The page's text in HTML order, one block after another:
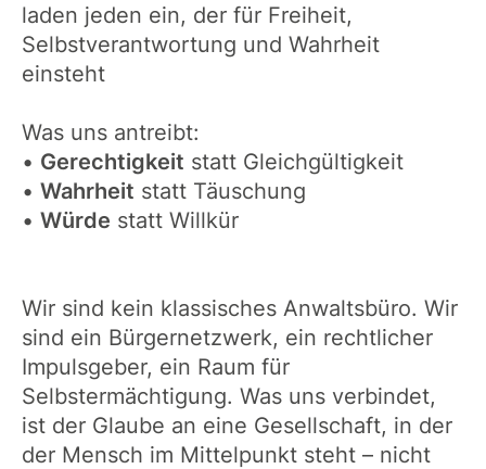
laden jeden ein, der für Freiheit,
Selbstverantwortung und Wahrheit
einsteht
Was uns antreibt:
• Gerechtigkeit statt Gleichgültigkeit
• Wahrheit statt Täuschung
• Würde statt Willkür
Wir sind kein klassisches Anwaltsbüro. Wir
sind ein Bürgernetzwerk, ein rechtlicher
Impulsgeber, ein Raum für
Selbstermächtigung. Was uns verbindet,
ist der Glaube an eine Gesellschaft, in der
der Mensch im Mittelpunkt steht – nicht